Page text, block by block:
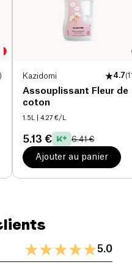
) Kazidomi 4.7(
Assouplissant Fleur de
coton
1.5L | 4.27 €/L
5.13 € 6.41 €
Ajouter au panier
aux fosses
fabriqué
l’engagement
la soie et autres
5.0